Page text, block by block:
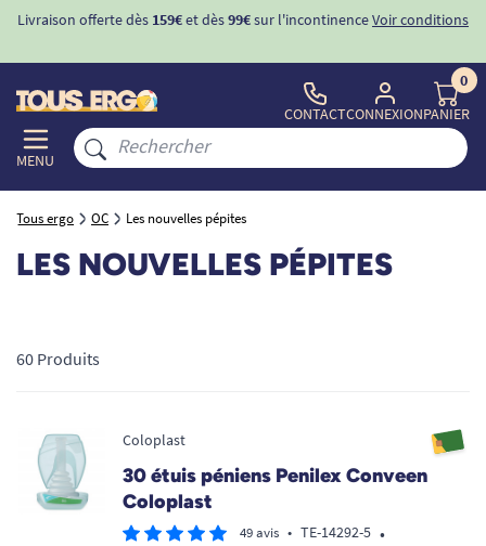
-10%avec le code "BIENVENUE" pourla 1ère commande
MENU
CONTACTCONNEXION
0
PANIER
Tous ergo OC Les nouvelles pépites
LES NOUVELLES PÉPITES
60 Produits
Coloplast
30 étuis péniens Penilex Conveen
Coloplast
49 avis • TE-14292-5 •